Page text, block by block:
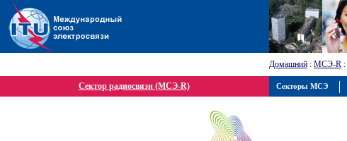
Домашний : МСЭ-R :
Сектор радиосвязи (МСЭ-R) Секторы МСЭ